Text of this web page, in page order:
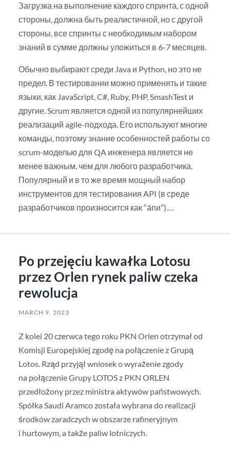
Загрузка на выполнение каждого спринта, с одной
стороны, должна быть реалистичной, но с другой
стороны, все спринты с необходимым набором
знаний в сумме должны уложиться в 6-7 месяцев.
Обычно выбирают среди Java и Python, но это не
предел. В тестировании можно применять и такие
языки, как JavaScript, C#, Ruby, PHP, SmashTest и
другие. Scrum является одной из популярнейших
реализаций agile-подхода. Его используют многие
команды, поэтому знание особенностей работы со
scrum-моделью для QA инженера является не
менее важным, чем для любого разработчика.
Популярный и в то же время мощный набор
инструментов для тестирования API (в среде
разработчиков произносится как “а́пи”).…
Po przejęciu kawałka Lotosu
przez Orlen rynek paliw czeka
rewolucja
MARCH 9, 2023
Z kolei 20 czerwca tego roku PKN Orlen otrzymał od
Komisji Europejskiej zgodę na połączenie z Grupą
Lotos. Rząd przyjął wniosek o wyrażenie zgody
na połączenie Grupy LOTOS z PKN ORLEN
przedłożony przez ministra aktywów państwowych.
Spółka Saudi Aramco została wybrana do realizacji
środków zaradczych w obszarze rafineryjnym
i hurtowym, a także paliw lotniczych.